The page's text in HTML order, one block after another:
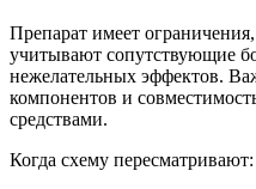
Препарат имеет
учитывают сопутствующие
нежелательных эффектов.
компонентов и
средствами.
Когда схему пересматривают: